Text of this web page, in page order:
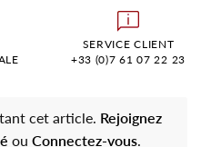
SERVICE CLIENT
+33 (0)7 61 07 22 23
cet article. Rejoignez
ou Connectez-vous.